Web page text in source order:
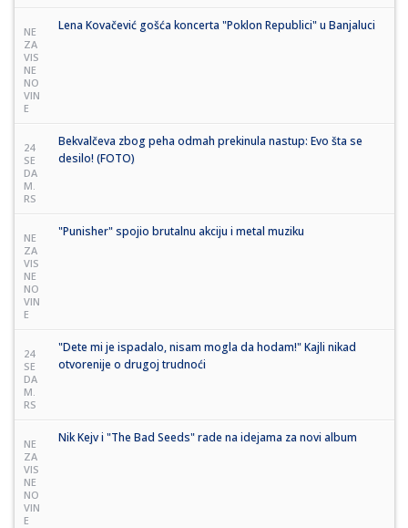
NE
ZA
VIS
NE
NO
VIN
E
Lena Kovačević gošća koncerta "Poklon Republici" u Banjaluci
24
SE
DA
M.
RS
Bekvalčeva zbog peha odmah prekinula nastup: Evo šta se
desilo! (FOTO)
NE
ZA
VIS
NE
NO
VIN
E
"Punisher" spojio brutalnu akciju i metal muziku
24
SE
DA
M.
RS
"Dete mi je ispadalo, nisam mogla da hodam!" Kajli nikad
otvorenije o drugoj trudnoći
NE
ZA
VIS
NE
NO
VIN
E
Nik Kejv i "The Bad Seeds" rade na idejama za novi album